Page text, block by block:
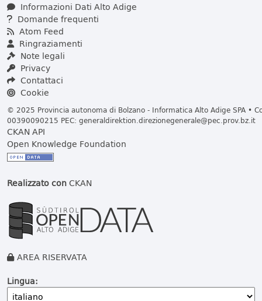
Informazioni Dati Alto Adige
Domande frequenti
Atom Feed
Ringraziamenti
Note legali
Privacy
Contattaci
Cookie
© 2025 Provincia autonoma di Bolzano - Informatica Alto Adige SPA •
00390090215 PEC: generaldirektion.direzionegenerale@pec.prov.bz.it
CKAN API
Open Knowledge Foundation
Realizzato conCKAN
AREA RISERVATA
Lingua